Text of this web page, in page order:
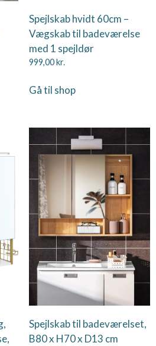
Spejlskab hvidt 60cm –
Vægskab til badeværelse
med 1 spejldør
999,00kr.
Gå til shop
Spejlskab til badeværelset,
B80 x H70 x D13 cm